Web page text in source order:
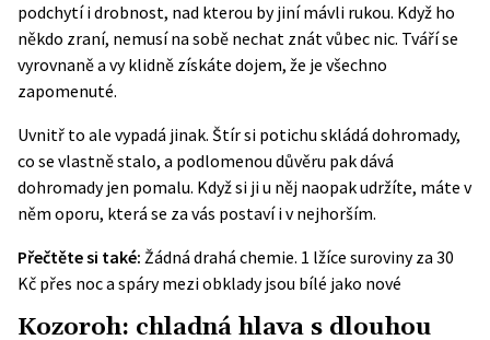
podchytí i drobnost, nad kterou by jiní mávli rukou. Když ho
někdo zraní, nemusí na sobě nechat znát vůbec nic. Tváří se
vyrovnaně a vy klidně získáte dojem, že je všechno
zapomenuté.
Uvnitř to ale vypadá jinak. Štír si potichu skládá dohromady,
co se vlastně stalo, a podlomenou důvěru pak dává
dohromady jen pomalu. Když si ji u něj naopak udržíte, máte v
něm oporu, která se za vás postaví i v nejhorším.
Přečtěte si také: Žádná drahá chemie. 1 lžíce suroviny za 30
Kč přes noc a spáry mezi obklady jsou bílé jako nové
Kozoroh: chladná hlava s dlouhou